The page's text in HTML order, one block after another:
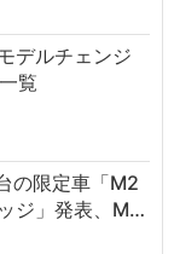
デルチェンジ
覧
の限定車「M2
ジ」発表、M…